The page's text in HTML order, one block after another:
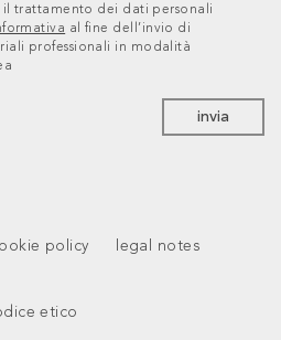
il trattamento dei dati personali
al fine dell’invio di
professionali in modalità
invia
policy legal notes
etico